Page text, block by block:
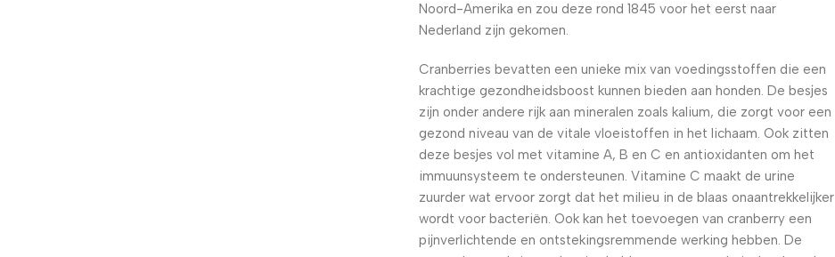
Noord-Amerika en zou deze rond 1845 voor het eerst naar
Nederland zijn gekomen.
Cranberries bevatten een unieke mix van voedingsstoffen die een
krachtige gezondheidsboost kunnen bieden aan honden. De besjes
zijn onder andere rijk aan mineralen zoals kalium, die zorgt voor een
gezond niveau van de vitale vloeistoffen in het lichaam. Ook zitten
deze besjes vol met vitamine A, B en C en antioxidanten om het
immuunsysteem te ondersteunen. Vitamine C maakt de urine
zuurder wat ervoor zorgt dat het milieu in de blaas onaantrekkelijker
wordt voor bacteriën. Ook kan het toevoegen van cranberry een
pijnverlichtende en ontstekingsremmende werking hebben. De